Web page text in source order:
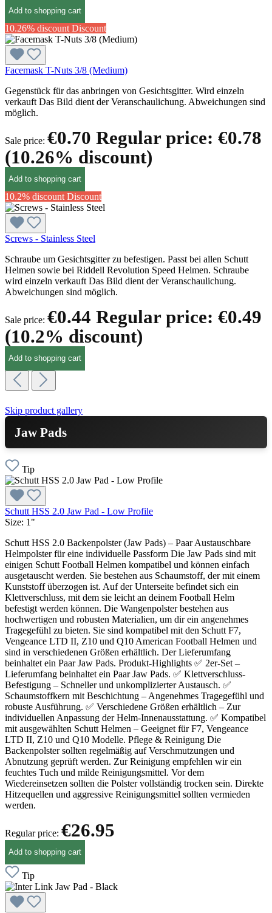
Add to shopping cart
10.26% discount Discount
Facemask T-Nuts 3/8 (Medium)
Gegenstück für das anbringen von Gesichtsgitter. Wird einzeln
verkauft Das Bild dient der Veranschaulichung. Abweichungen sind
möglich.
Sale price: €0.70 Regular price: €0.78
(10.26% discount)
Add to shopping cart
10.2% discount Discount
Screws - Stainless Steel
Schraube um Gesichtsgitter zu befestigen. Passt bei allen Schutt
Helmen sowie bei Riddell Revolution Speed Helmen. Schraube
wird einzeln verkauft Das Bild dient der Veranschaulichung.
Abweichungen sind möglich.
Sale price: €0.44 Regular price: €0.49
(10.2% discount)
Add to shopping cart
Skip product gallery
Jaw Pads
Tip
Schutt HSS 2.0 Jaw Pad - Low Profile
Size: 1"
Schutt HSS 2.0 Backenpolster (Jaw Pads) – Paar Austauschbare
Helmpolster für eine individuelle Passform Die Jaw Pads sind mit
einigen Schutt Football Helmen kompatibel und können einfach
ausgetauscht werden. Sie bestehen aus Schaumstoff, der mit einem
Kunststoff überzogen ist. Auf der Unterseite befindet sich ein
Klettverschluss, mit dem sie leicht an deinem Football Helm
befestigt werden können. Die Wangenpolster bestehen aus
hochwertigen und robusten Materialien, um dir ein angenehmes
Tragegefühl zu bieten. Sie sind kompatibel mit den Schutt F7,
Vengeance LTD II, Z10 und Q10 American Football Helmen und
sind in verschiedenen Größen erhältlich. Der Lieferumfang
beinhaltet ein Paar Jaw Pads. Produkt-Highlights ✅ 2er-Set –
Lieferumfang beinhaltet ein Paar Jaw Pads. ✅ Klettverschluss-
Befestigung – Schneller und unkomplizierter Austausch. ✅
Schaumstoffkern mit Beschichtung – Angenehmes Tragegefühl und
robuste Ausführung. ✅ Verschiedene Größen erhältlich – Zur
individuellen Anpassung der Helm-Innenausstattung. ✅ Kompatibel
mit ausgewählten Schutt Helmen – Geeignet für F7, Vengeance
LTD II, Z10 und Q10 Modelle. Pflege & Reinigung Die
Backenpolster sollten regelmäßig auf Verschmutzungen und
Abnutzung geprüft werden. Zur Reinigung empfehlen wir ein
feuchtes Tuch und milde Reinigungsmittel. Vor dem
Wiedereinsetzen sollten die Polster vollständig trocken sein. Direkte
Hitzequellen und aggressive Reinigungsmittel sollten vermieden
werden.
Regular price: €26.95
Add to shopping cart
Tip